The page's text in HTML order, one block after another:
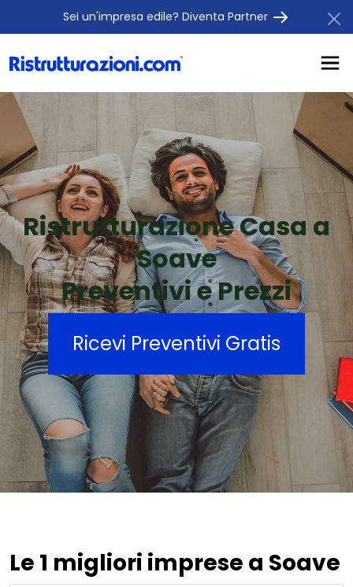
Sei un'impresa edile? Diventa Partner
Ristrutturazione Casa a
Soave
Preventivi e Prezzi
Ricevi Preventivi Gratis
Le 1 migliori imprese a Soave